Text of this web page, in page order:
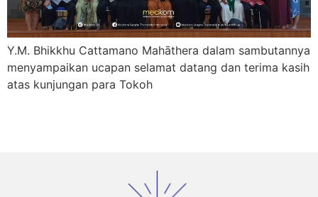
Y.M. Bhikkhu Cattamano Mahāthera dalam sambutannya
menyampaikan ucapan selamat datang dan terima kasih
atas kunjungan para Tokoh